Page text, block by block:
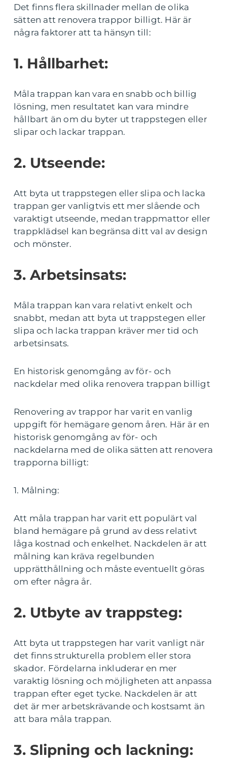
Det finns flera skillnader mellan de olika
sätten att renovera trappor billigt. Här är
några faktorer att ta hänsyn till:
1. Hållbarhet:
Måla trappan kan vara en snabb och billig
lösning, men resultatet kan vara mindre
hållbart än om du byter ut trappstegen eller
slipar och lackar trappan.
2. Utseende:
Att byta ut trappstegen eller slipa och lacka
trappan ger vanligtvis ett mer slående och
varaktigt utseende, medan trappmattor eller
trappklädsel kan begränsa ditt val av design
och mönster.
3. Arbetsinsats:
Måla trappan kan vara relativt enkelt och
snabbt, medan att byta ut trappstegen eller
slipa och lacka trappan kräver mer tid och
arbetsinsats.
En historisk genomgång av för- och
nackdelar med olika renovera trappan billigt
Renovering av trappor har varit en vanlig
uppgift för hemägare genom åren. Här är en
historisk genomgång av för- och
nackdelarna med de olika sätten att renovera
trapporna billigt:
1. Målning:
Att måla trappan har varit ett populärt val
bland hemägare på grund av dess relativt
låga kostnad och enkelhet. Nackdelen är att
målning kan kräva regelbunden
upprätthållning och måste eventuellt göras
om efter några år.
2. Utbyte av trappsteg:
Att byta ut trappstegen har varit vanligt när
det finns strukturella problem eller stora
skador. Fördelarna inkluderar en mer
varaktig lösning och möjligheten att anpassa
trappan efter eget tycke. Nackdelen är att
det är mer arbetskrävande och kostsamt än
att bara måla trappan.
3. Slipning och lackning: